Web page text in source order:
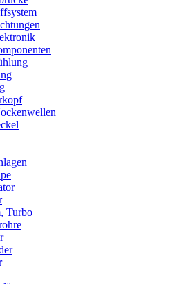
Turbo